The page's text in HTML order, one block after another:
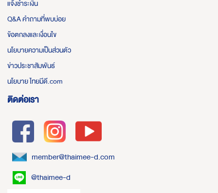
แจ้งชำระเงิน
Q&A คำถามที่พบบ่อย
ข้อตกลงและเงื่อนไข
นโยบายความเป็นส่วนตัว
ข่าวประชาสัมพันธ์
นโยบาย ไทยมีดี.com
ติดต่อเรา
member@thaimee-d.com
@thaimee-d